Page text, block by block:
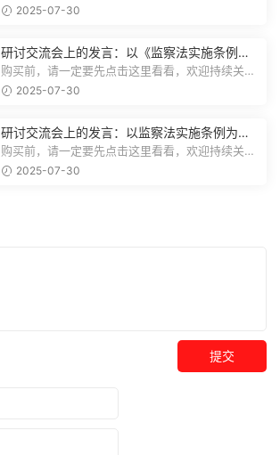
注，精彩模板每天推送预览结束，本文...
2025-07-30
研讨交流会上的发言：以《监察法实施条例》
为纲,推动巡察工作高质量发展
购买前，请一定要先点击这里看看，欢迎持续关
注，精彩模板每天推送预览结束，本文...
2025-07-30
研讨交流会上的发言：以监察法实施条例为纲
推动巡察工作高质量发展
购买前，请一定要先点击这里看看，欢迎持续关
注，精彩模板每天推送预览结束，本文...
2025-07-30
提交